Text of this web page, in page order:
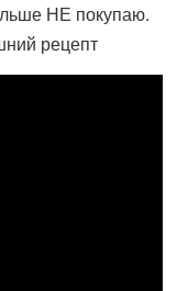
НЕ покупаю.
рецепт